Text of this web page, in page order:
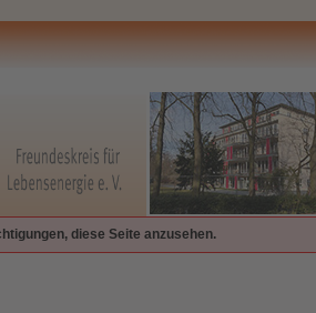
diese Seite anzusehen.